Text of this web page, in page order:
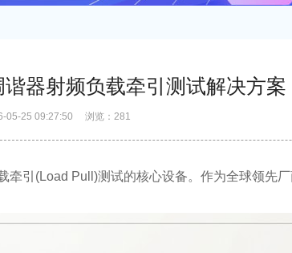
器射频负载牵引测试解决方案
05-25 09:27:50 浏览：281
引(Load Pull)测试的核心设备。作为全球领先厂